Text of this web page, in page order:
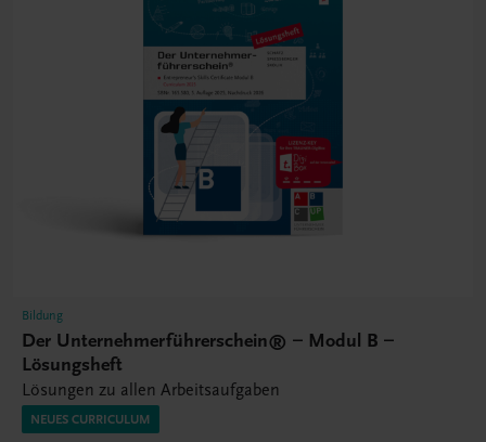
Bildung
Der Unternehmerführerschein® – Modul B –
Lösungsheft
Lösungen zu allen Arbeitsaufgaben
NEUES CURRICULUM